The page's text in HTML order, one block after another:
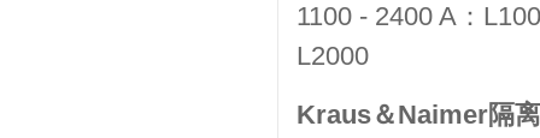
1100 - 2400 A：
L2000
Kraus＆Naimer隔